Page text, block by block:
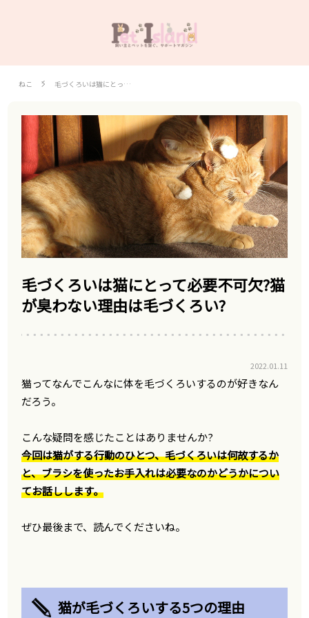
ねこ 毛づくろいは猫にとっ…
毛づくろいは猫にとって必要不可欠?猫
が臭わない理由は毛づくろい?
2022.01.11
猫ってなんでこんなに体を毛づくろいするのが好きなん
だろう。
こんな疑問を感じたことはありませんか?
今回は猫がする行動のひとつ、毛づくろいは何故するか
と、ブラシを使ったお手入れは必要なのかどうかについ
てお話しします。
ぜひ最後まで、読んでくださいね。
猫が毛づくろいする5つの理由